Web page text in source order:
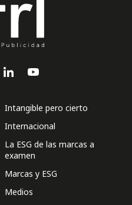
Intangible pero cierto
Internacional
La ESG de las marcas a
examen
Marcas y ESG
Medios